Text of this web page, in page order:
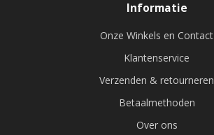
Informatie
Onze Winkels en Contact
Klantenservice
Verzenden & retourneren
Betaalmethoden
Over ons